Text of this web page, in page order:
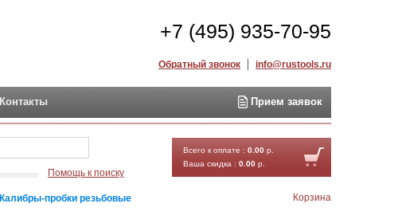
+7 (495) 935-70-95
Обратный звонок info@rustools.ru
Контакты Прием заявок
Помощь к поиску
Всего к оплате : 0.00 р.
Ваша скидка : 0.00 р.
Корзина
Калибры-пробки резьбовые